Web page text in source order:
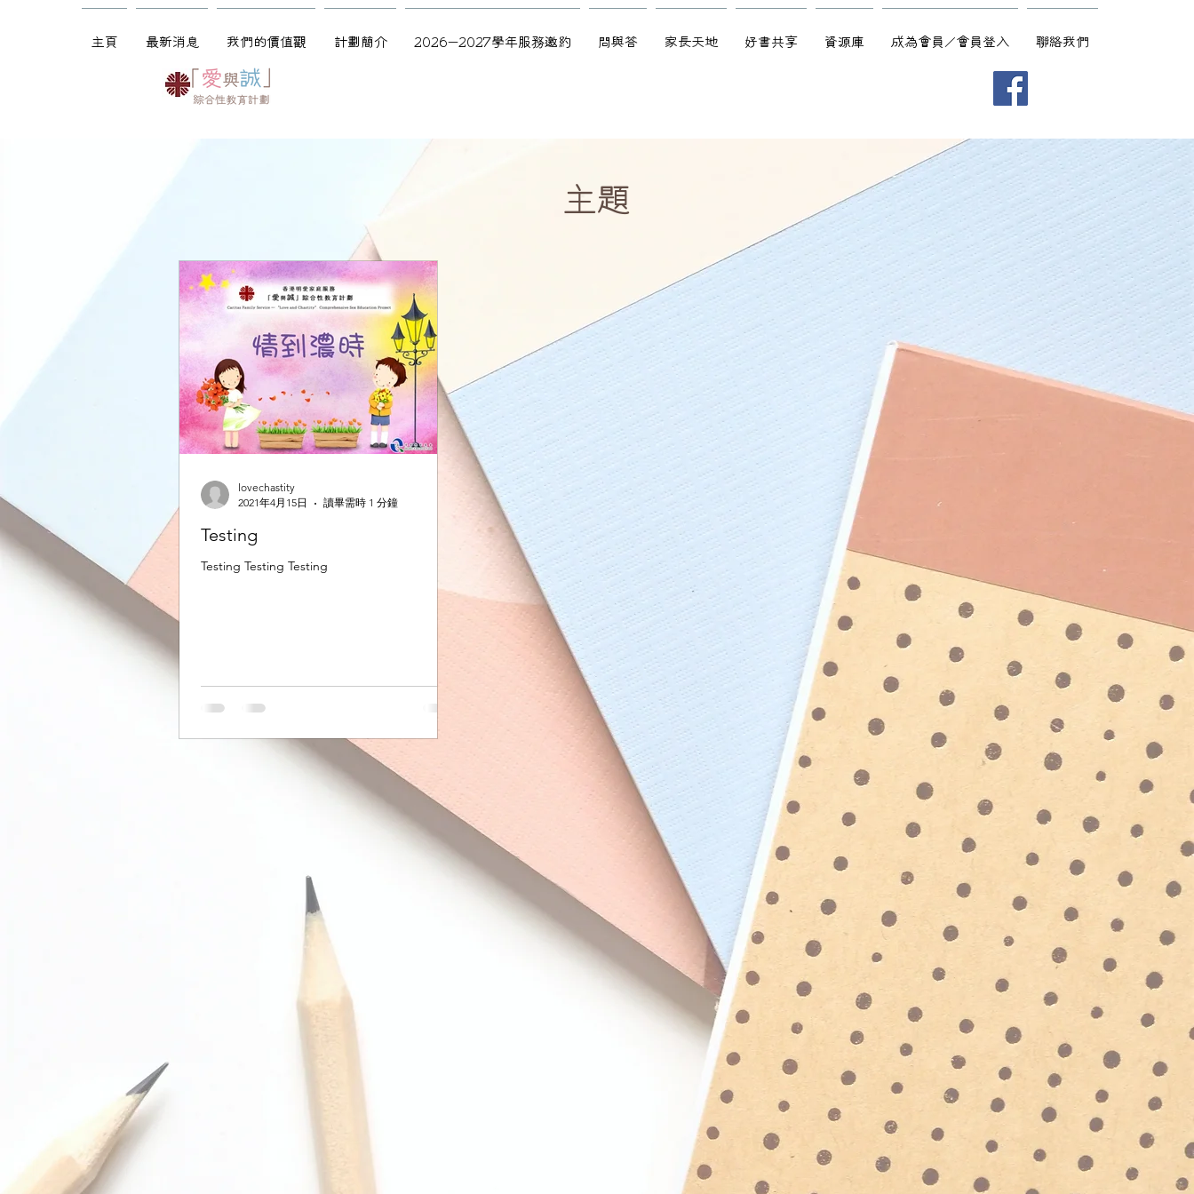
主頁 最新消息 我們的價值觀 計劃簡介 2026-2027學年服務邀約 問與答 家長天地 好書共享 資源庫 成為會員/會員登入 聯絡我們
​主題
Testing
Testing Testing Testing
lovechastity
2021年4月15日
讀畢需時 1 分鐘